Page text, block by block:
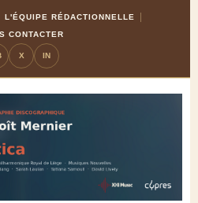
L'ÉQUIPE RÉDACTIONNELLE
CONTACTER
X IN